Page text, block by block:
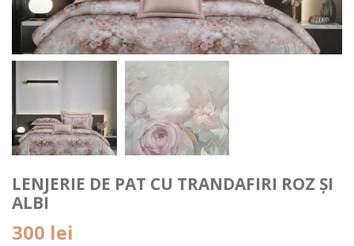
LENJERIE DE PAT CU TRANDAFIRI ROZ ȘI
ALBI
300 lei